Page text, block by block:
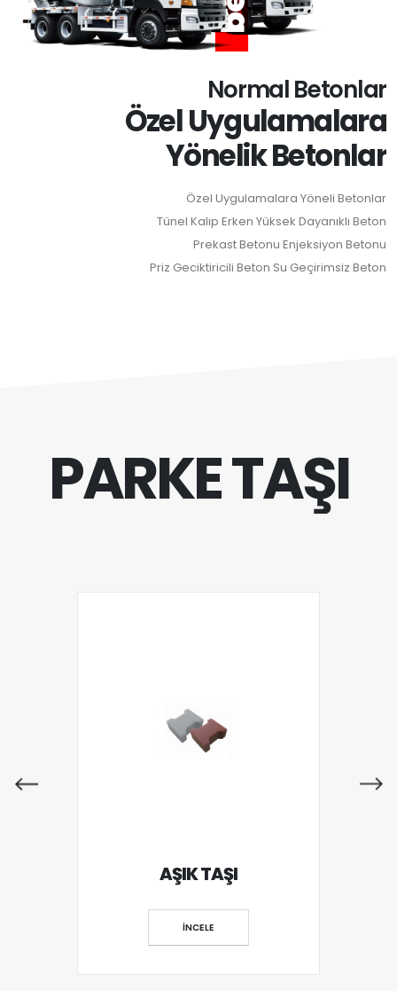
Normal Betonlar
Özel Uygulamalara
Yönelik Betonlar
Özel Uygulamalara Yöneli Betonlar
Tünel Kalıp Erken Yüksek Dayanıklı Beton
Prekast Betonu Enjeksiyon Betonu
Priz Geciktiricili Beton Su Geçirimsiz Beton
PARKE TAŞI
AŞIK TAŞI
İNCELE